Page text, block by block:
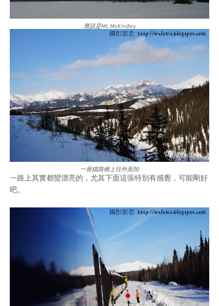
應該是Mt. McKindley
一座鐵路橋上往外面拍
一路上其實都蠻漂亮的，尤其下面這張特別有感覺，可能剛好
吧。